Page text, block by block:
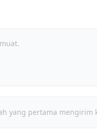
yang pertama mengirim